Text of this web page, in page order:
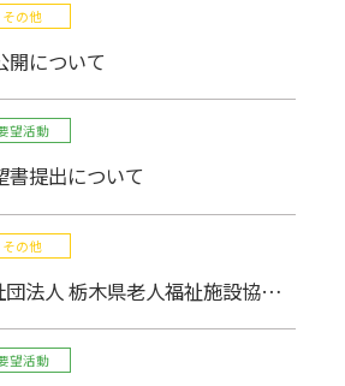
その他
開について
望活動
書提出について
その他
令和2年度 一般社団法人 栃木県老人福祉施設協議会表彰式 開催報告
望活動